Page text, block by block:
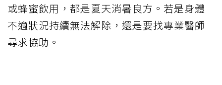
或蜂蜜飲用，都是夏天消暑良方。若是身體
不適狀況持續無法解除，還是要找專業醫師
尋求協助。